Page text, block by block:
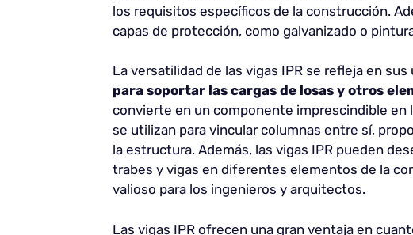
los requisitos específicos de la construcción.
capas de protección, como galvanizado o
La versatilidad de las vigas IPR se refleja en
para soportar las cargas de losas y otros
convierte en un componente imprescindible
se utilizan para vincular columnas entre sí,
la estructura. Además, las vigas IPR pueden
trabes y vigas en diferentes elementos de la
valioso para los ingenieros y arquitectos.
Las vigas IPR ofrecen una gran ventaja en